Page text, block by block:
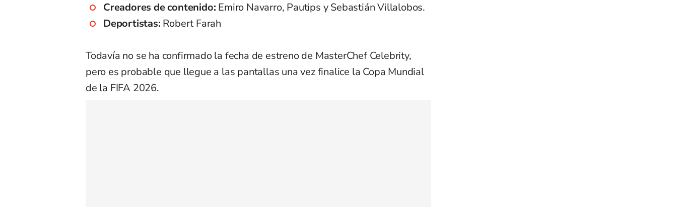
Creadores de contenido: Emiro Navarro, Pautips y Sebastián Villalobos.
Deportistas: Robert Farah
Todavía no se ha confirmado la fecha de estreno de MasterChef Celebrity,
pero es probable que llegue a las pantallas una vez finalice la Copa Mundial
de la FIFA 2026.